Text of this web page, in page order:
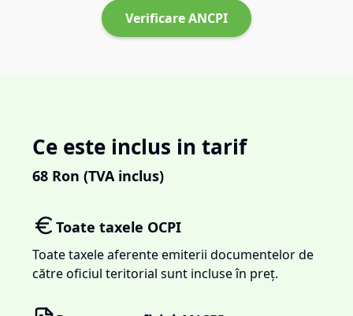
Verificare ANCPI
Ce este inclus in tarif
68 Ron (TVA inclus)
Toate taxele OCPI
Toate taxele aferente emiterii documentelor de
către oficiul teritorial sunt incluse în preț.